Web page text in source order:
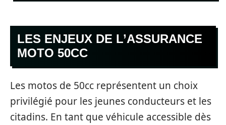
LES ENJEUX DE L’ASSURANCE
MOTO 50CC
Les motos de 50cc représentent un choix
privilégié pour les jeunes conducteurs et les
citadins. En tant que véhicule accessible dès